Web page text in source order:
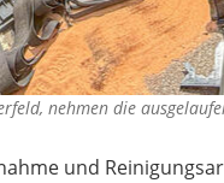
nehmen die
und